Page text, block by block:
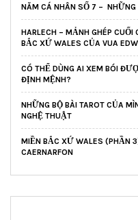
NĂM CÁ NHÂN SỐ 7 –
HARLECH – MẢNH GHÉP CUỐI
BẮC XỨ WALES CỦA VUA
CÓ THỂ DÙNG AI XEM BÓI
ĐỊNH MỆNH?
NHỮNG BỘ BÀI TAROT CỦA
NGHỆ THUẬT
MIỀN BẮC XỨ WALES (PHẦN
CAERNARFON